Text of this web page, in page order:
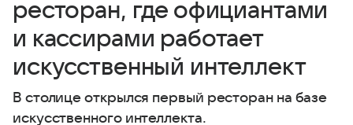
ресторан, где официантами
и кассирами работает
искусственный интеллект
В столице открылся первый ресторан на базе
искусственного интеллекта.